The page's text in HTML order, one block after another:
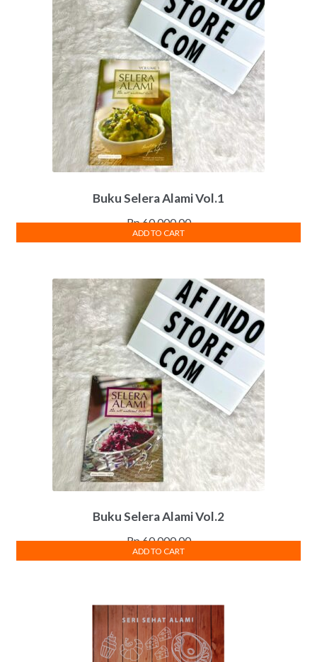
Buku Selera Alami Vol.1
Rp60,000.00
ADD TO CART
Buku Selera Alami Vol.2
Rp60,000.00
ADD TO CART